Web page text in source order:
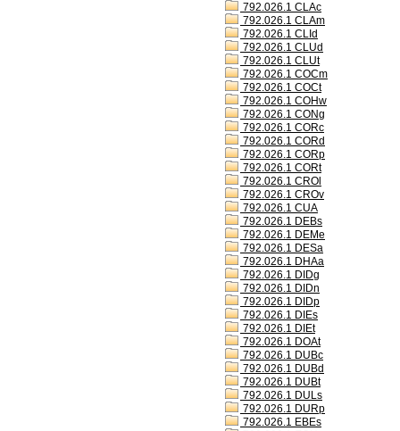
792.026.1 CLAc
792.026.1 CLAm
792.026.1 CLId
792.026.1 CLUd
792.026.1 CLUt
792.026.1 COCm
792.026.1 COCt
792.026.1 COHw
792.026.1 CONg
792.026.1 CORc
792.026.1 CORd
792.026.1 CORp
792.026.1 CORt
792.026.1 CROl
792.026.1 CROv
792.026.1 CUA
792.026.1 DEBs
792.026.1 DEMe
792.026.1 DESa
792.026.1 DHAa
792.026.1 DIDg
792.026.1 DIDn
792.026.1 DIDp
792.026.1 DIEs
792.026.1 DIEt
792.026.1 DOAt
792.026.1 DUBc
792.026.1 DUBd
792.026.1 DUBt
792.026.1 DULs
792.026.1 DURp
792.026.1 EBEs